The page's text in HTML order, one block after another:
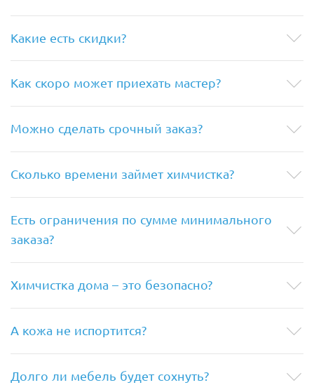
Какие есть скидки?
Как скоро может приехать мастер?
Можно сделать срочный заказ?
Сколько времени займет химчистка?
Есть ограничения по сумме минимального
заказа?
Химчистка дома – это безопасно?
А кожа не испортится?
Долго ли мебель будет сохнуть?